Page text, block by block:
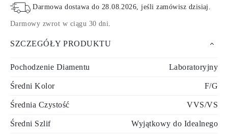
Darmowa dostawa do 28.08.2026, jeśli zamówisz dzisiaj .
Darmowy zwrot w ciągu 30 dni.
SZCZEGÓŁY PRODUKTU
Pochodzenie Diamentu Laboratoryjny
Średni Kolor F/G
Średnia Czystość VVS/VS
Średni Szlif Wyjątkowy do Idealnego